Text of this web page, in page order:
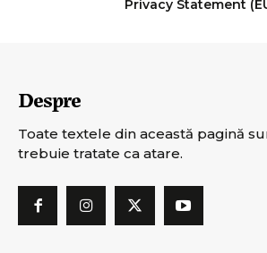
Privacy Statement
Despre
Toate textele din această pagină
trebuie tratate ca atare.